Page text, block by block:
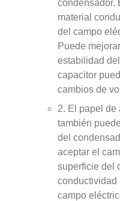
condensador.
material
del campo
Puede
estabilidad
capacitor
cambios de
2. El papel de
también
del
aceptar el
superficie del
conductividad
campo